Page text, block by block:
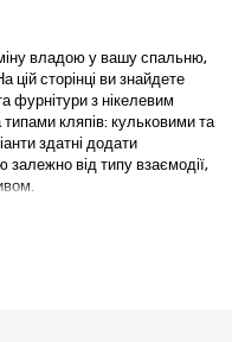
владою у вашу спальню,
сторінці ви знайдете
фурнітури з нікелевим
кляпів: кульковими та
здатні додати
залежно від типу взаємодії,
яка також відома як